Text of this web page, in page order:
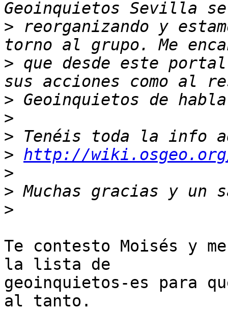
> reorganizando y
> que desde este
>
>
>
> http://
>
>
>
Te contesto Moisés y
la lista de
geoinquietos-es para
al tanto.